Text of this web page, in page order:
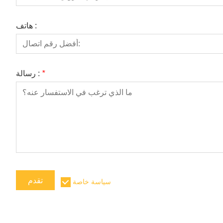
هاتف :
رسالة : *
تقدم سياسة خاصة